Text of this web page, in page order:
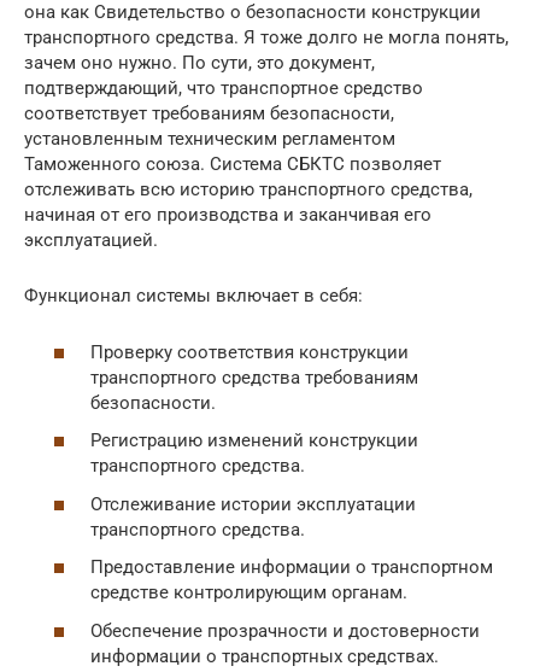
она как Свидетельство о безопасности конструкции
транспортного средства. Я тоже долго не могла понять,
зачем оно нужно. По сути, это документ,
подтверждающий, что транспортное средство
соответствует требованиям безопасности,
установленным техническим регламентом
Таможенного союза. Система СБКТС позволяет
отслеживать всю историю транспортного средства,
начиная от его производства и заканчивая его
эксплуатацией.
Функционал системы включает в себя:
Проверку соответствия конструкции
транспортного средства требованиям
безопасности.
Регистрацию изменений конструкции
транспортного средства.
Отслеживание истории эксплуатации
транспортного средства.
Предоставление информации о транспортном
средстве контролирующим органам.
Обеспечение прозрачности и достоверности
информации о транспортных средствах.